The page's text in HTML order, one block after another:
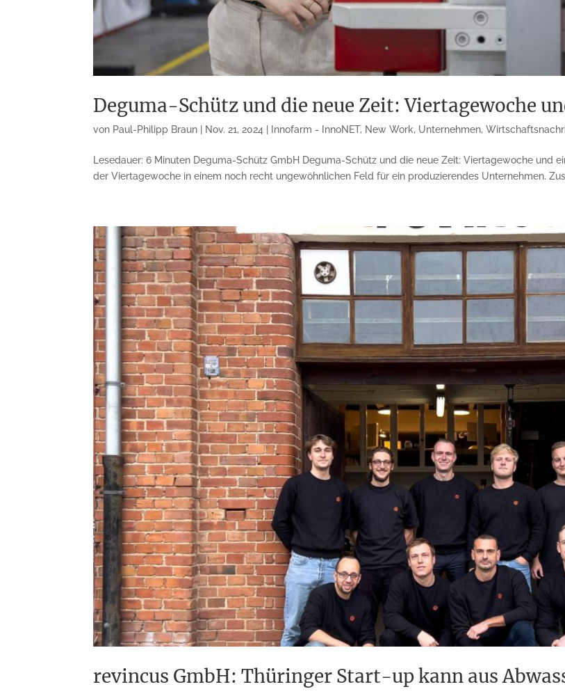
Deguma-Schütz und die neue Zeit: Viertagewoche
von Paul-Philipp Braun Nov. 21, 2024 Innofarm - InnoNET, New Work, Unternehmen,
Lesedauer: 6 Minuten Deguma-Schütz GmbH Deguma-Schütz und die neue Zeit: Viertagewoche
der Viertagewoche in einem noch recht ungewöhnlichen Feld für ein produzierendes Unternehmen.
revincus GmbH: Thüringer Start-up kann aus